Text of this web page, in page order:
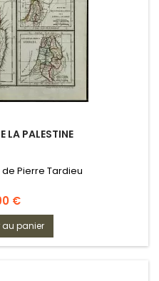
LA PALESTINE
Pierre Tardieu
€
au panier